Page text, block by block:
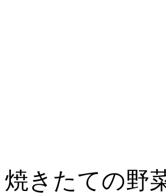
焼きたての野